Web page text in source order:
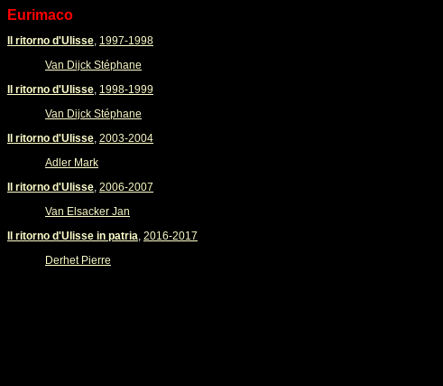
Eurimaco
Il ritorno d'Ulisse, 1997-1998
Van Dijck Stéphane
Il ritorno d'Ulisse, 1998-1999
Van Dijck Stéphane
Il ritorno d'Ulisse, 2003-2004
Adler Mark
Il ritorno d'Ulisse, 2006-2007
Van Elsacker Jan
Il ritorno d'Ulisse in patria, 2016-2017
Derhet Pierre